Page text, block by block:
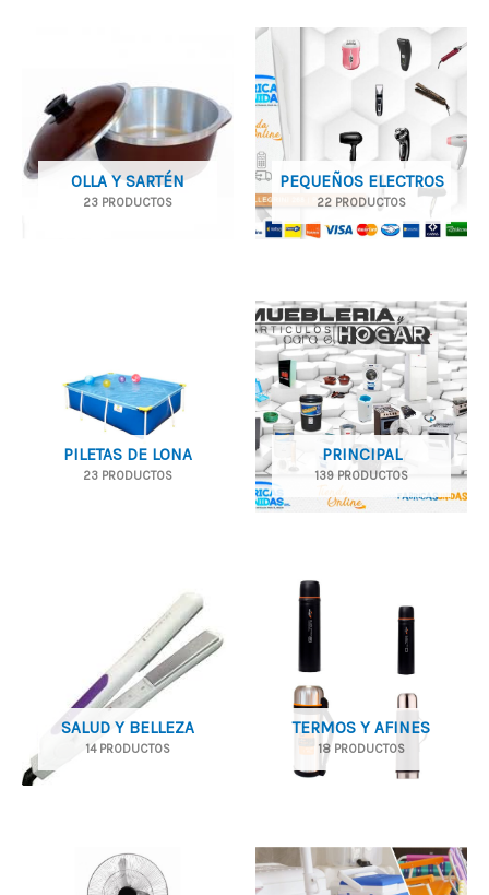
OLLA Y SARTÉN
23 PRODUCTOS
PEQUEÑOS ELECTROS
22 PRODUCTOS
PILETAS DE LONA
23 PRODUCTOS
PRINCIPAL
139 PRODUCTOS
SALUD Y BELLEZA
14 PRODUCTOS
TERMOS Y AFINES
18 PRODUCTOS